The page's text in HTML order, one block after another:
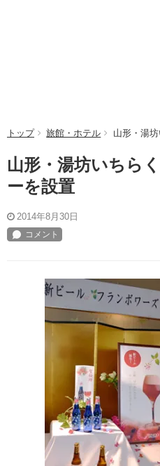
トップ 旅館・ホテル 山形・湯
山形・湯坊いちら
ーを設置
2014年8月30日